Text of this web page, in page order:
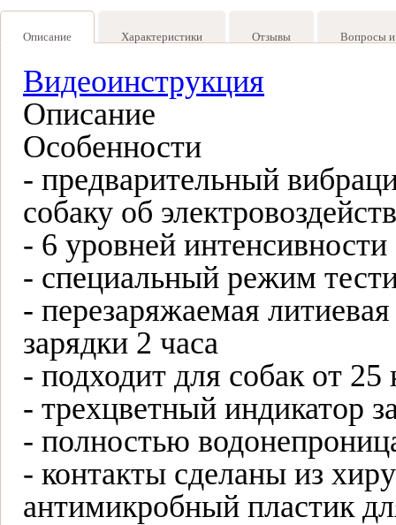
Описание Характеристики Отзывы Вопросы и
Видеоинструкция
Описание
Особенности
- предварительный
собаку об
- 6 уровней
- специальный режим
- перезаряжаемая
зарядки 2 часа
- подходит для собак от 25
- трехцветный индикатор
- полностью
- контакты сделаны из
антимикробный пластик